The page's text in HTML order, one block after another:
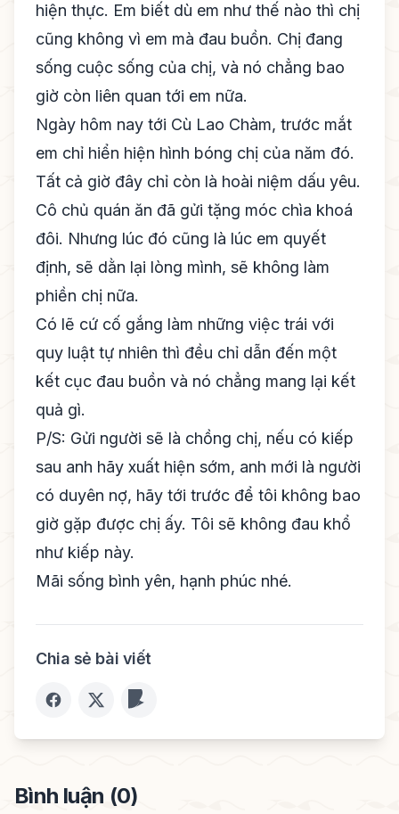
hiện thực. Em biết dù em như thế nào thì chị
cũng không vì em mà đau buồn. Chị đang
sống cuộc sống của chị, và nó chẳng bao
giờ còn liên quan tới em nữa.
Ngày hôm nay tới Cù Lao Chàm, trước mắt
em chỉ hiển hiện hình bóng chị của năm đó.
Tất cả giờ đây chỉ còn là hoài niệm dấu yêu.
Cô chủ quán ăn đã gửi tặng móc chìa khoá
đôi. Nhưng lúc đó cũng là lúc em quyết
định, sẽ dằn lại lòng mình, sẽ không làm
phiền chị nữa.
Có lẽ cứ cố gắng làm những việc trái với
quy luật tự nhiên thì đều chỉ dẫn đến một
kết cục đau buồn và nó chẳng mang lại kết
quả gì.
P/S: Gửi người sẽ là chồng chị, nếu có kiếp
sau anh hãy xuất hiện sớm, anh mới là người
có duyên nợ, hãy tới trước để tôi không bao
giờ gặp được chị ấy. Tôi sẽ không đau khổ
như kiếp này.
Mãi sống bình yên, hạnh phúc nhé.
Chia sẻ bài viết
Bình luận (0)